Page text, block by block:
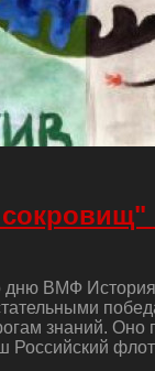
дню ВМФ
знаний.
флот